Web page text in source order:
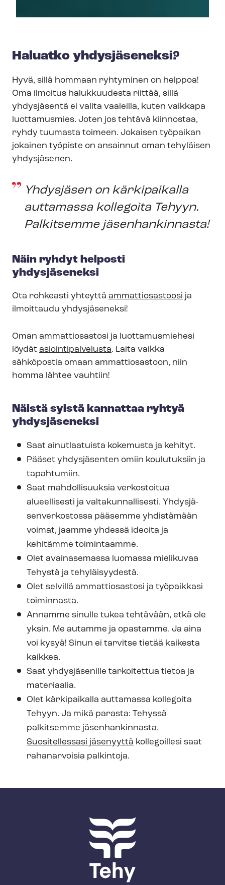
Haluatko yhdysjäseneksi?
Hyvä, sillä hommaan ryhtyminen on helppoa!
Oma ilmoitus halukkuudesta riittää, sillä
yhdysjäsentä ei valita vaaleilla, kuten vaikkapa
luottamusmies. Joten jos tehtävä kiinnostaa,
ryhdy tuumasta toimeen. Jokaisen työpaikan
jokainen työpiste on ansainnut oman tehyläisen
yhdysjäsenen.
Yhdysjäsen on kärkipaikalla
auttamassa kollegoita Tehyyn.
Palkitsemme jäsenhankinnasta!
Näin ryhdyt helposti
yhdysjäseneksi
Ota rohkeasti yhteyttä ammattiosastoosi ja
ilmoittaudu yhdysjäseneksi!
Oman ammattiosastosi ja luottamusmiehesi
löydät asioin­ti­pal­ve­lus­ta. Laita vaikka
sähköpostia omaan ammattiosastoon, niin
homma lähtee vauhtiin!
Näistä syistä kannattaa ryhtyä
yhdysjäseneksi
Saat ainutlaatuista kokemusta ja kehityt.
Pääset yhdysjäsenten omiin koulutuksiin ja
tapahtumiin.
Saat mahdollisuuksia verkostoitua
alueellisesti ja val­ta­kun­nal­li­ses­ti. Yh­dys­jä­
sen­ver­kos­tos­sa pääsemme yhdistämään
voimat, jaamme yhdessä ideoita ja
kehitämme toimintaamme.
Olet avainasemassa luomassa mielikuvaa
Tehystä ja tehyläisyydestä.
Olet selvillä ammattiosastosi ja työpaikkasi
toiminnasta.
Annamme sinulle tukea tehtävään, etkä ole
yksin. Me autamme ja opastamme. Ja aina
voi kysyä! Sinun ei tarvitse tietää kaikesta
kaikkea.
Saat yhdysjäsenille tarkoitettua tietoa ja
materiaalia.
Olet kärkipaikalla auttamassa kollegoita
Tehyyn. Ja mikä parasta: Tehyssä
palkitsemme jäsenhankinnasta.
Suositellessasi jäsenyyttä kollegoillesi saat
rahanarvoisia palkintoja.